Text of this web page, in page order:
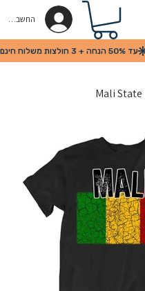
החשבון שלי